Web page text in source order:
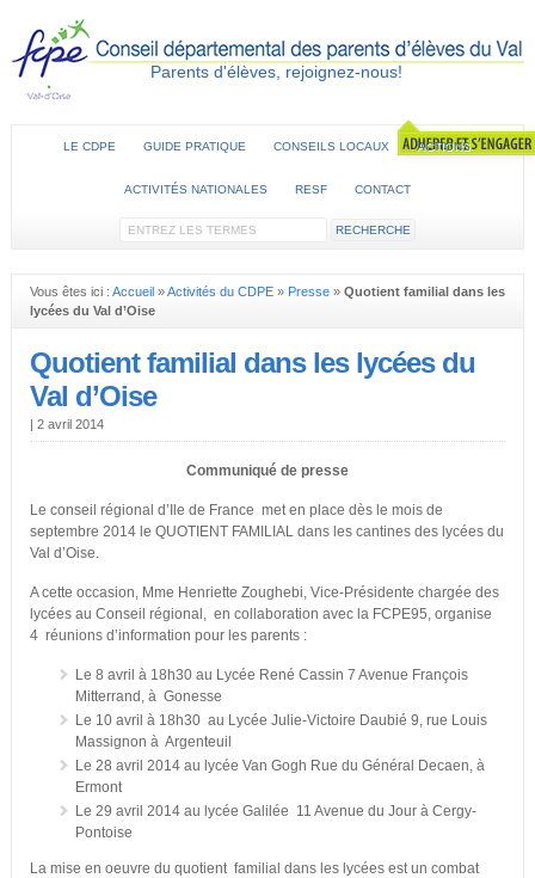
Parents d'élèves, rejoignez-nous!
LE CDPE GUIDE PRATIQUE CONSEILS LOCAUX ACTIONS
ACTIVITÉS NATIONALES RESF CONTACT
Vous êtes ici : Accueil»Activités du CDPE» Presse» Quotient familial dans les
lycées du Val d’Oise
Quotient familial dans les lycées du
Val d’Oise
| 2 avril 2014
Communiqué de presse
Le conseil régional d’Ile de France met en place dès le mois de
septembre 2014 le QUOTIENT FAMILIAL dans les cantines des lycées du
Val d’Oise.
A cette occasion, Mme Henriette Zoughebi, Vice-Présidente chargée des
lycées au Conseil régional, en collaboration avec la FCPE95, organise
4 réunions d’information pour les parents :
Le 8 avril à 18h30 au Lycée René Cassin 7 Avenue François
Mitterrand, à Gonesse
Le 10 avril à 18h30 au Lycée Julie-Victoire Daubié 9, rue Louis
Massignon à Argenteuil
Le 28 avril 2014 au lycée Van Gogh Rue du Général Decaen, à
Ermont
Le 29 avril 2014 au lycée Galilée 11 Avenue du Jour à Cergy-
Pontoise
La mise en oeuvre du quotient familial dans les lycées est un combat